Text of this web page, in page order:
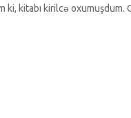
ki, kitabı kirilcə oxumuşdum.